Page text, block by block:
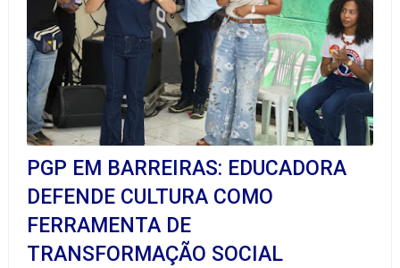
PGP EM BARREIRAS: EDUCADORA
DEFENDE CULTURA COMO
FERRAMENTA DE
TRANSFORMAÇÃO SOCIAL